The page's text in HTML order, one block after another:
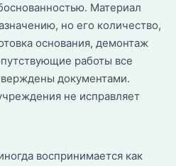
Материал
но его количество,
основания, демонтаж
работы все
документами.
не исправляет
воспринимается как